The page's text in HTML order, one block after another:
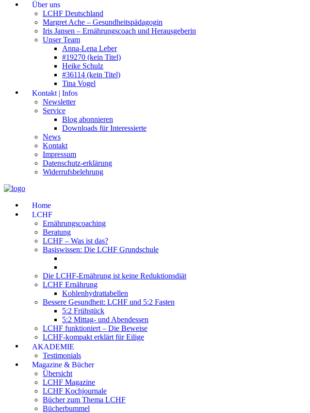
Über uns
LCHF Deutschland
Margret Ache – Gesundheitspädagogin
Iris Jansen – Ernährungscoach und Herausgeberin
Unser Team
Anna-Lena Leber
#19270 (kein Titel)
Heike Schulz
#36114 (kein Titel)
Tina Vogel
Kontakt | Infos
Newsletter
Service
Blog abonnieren
Downloads für Interessierte
News
Kontakt
Impressum
Datenschutz-erklärung
Widerrufsbelehrung
Home
LCHF
Ernährungscoaching
Beratung
LCHF – Was ist das?
Basiswissen: Die LCHF Grundschule
Die LCHF-Ernährung ist keine Reduktionsdiät
LCHF Ernährung
Kohlenhydrattabellen
Bessere Gesundheit: LCHF und 5:2 Fasten
5:2 Frühstück
5:2 Mittag- und Abendessen
LCHF funktioniert – Die Beweise
LCHF-kompakt erklärt für Eilige
AKADEMIE
Testimonials
Magazine & Bücher
Übersicht
LCHF Magazine
LCHF Kochjournale
Bücher zum Thema LCHF
Bücherbummel